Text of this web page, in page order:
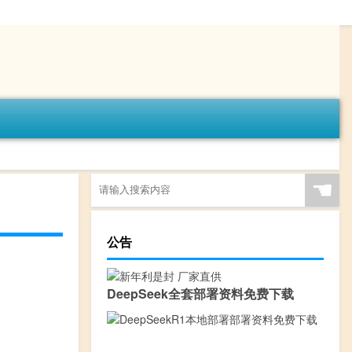
☚
公告
DeepSeek全套部署资料免费下载